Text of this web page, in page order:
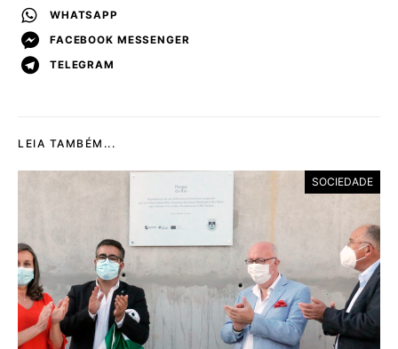
WHATSAPP
FACEBOOK MESSENGER
TELEGRAM
LEIA TAMBÉM...
SOCIEDADE